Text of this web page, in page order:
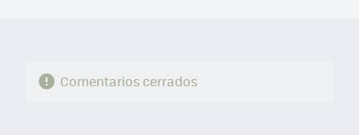
Comentarios cerrados